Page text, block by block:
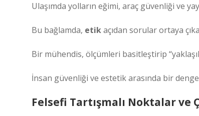
Ulaşımda yolların eğimi, araç güvenliği ve
Bu bağlamda, etikaçıdan sorular ortaya
Bir mühendis, ölçümleri basitleştirip
İnsan güvenliği ve estetik arasında bir
Felsefi Tartışmalı Noktalar ve